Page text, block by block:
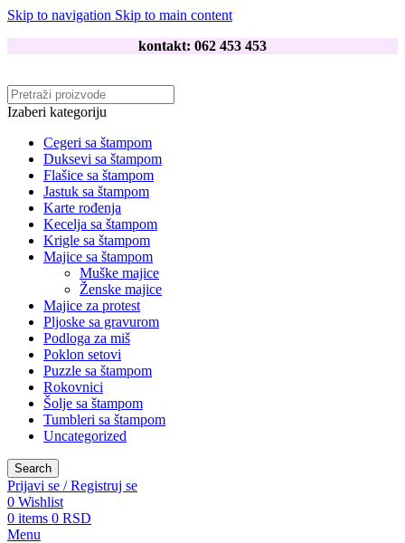
Skip to navigation Skip to main content
kontakt: 062 453 453
Izaberi kategoriju
Cegeri sa štampom
Duksevi sa štampom
Flašice sa štampom
Jastuk sa štampom
Karte rođenja
Kecelja sa štampom
Krigle sa štampom
Majice sa štampom
Muške majice
Ženske majice
Majice za protest
Pljoske sa gravurom
Podloga za miš
Poklon setovi
Puzzle sa štampom
Rokovnici
Šolje sa štampom
Tumbleri sa štampom
Uncategorized
Search
Prijavi se / Registruj se
0 Wishlist
0 items 0 RSD
Menu